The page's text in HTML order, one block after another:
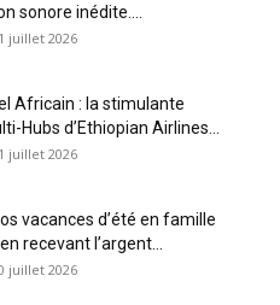
sonore inédite....
juillet 2026
Africain : la stimulante
Hubs d’Ethiopian Airlines...
juillet 2026
vacances d’été en famille
recevant l’argent...
juillet 2026